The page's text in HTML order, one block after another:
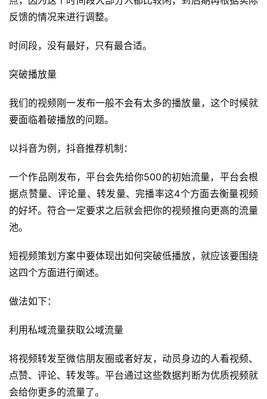
反馈的情况来进行调整。
时间段，没有最好，只有最合适。
突破播放量
我们的视频刚一发布一般不会有太多的播放量，这个时候就
要面临着破播放的问题。
以抖音为例，抖音推荐机制：
一个作品刚发布，平台会先给你500的初始流量，平台会根
据点赞量、评论量、转发量、完播率这4个方面去衡量视频
的好坏。符合一定要求之后就会把你的视频推向更高的流量
池。
短视频策划方案中要体现出如何突破低播放，就应该要围绕
这四个方面进行阐述。
做法如下：
利用私域流量获取公域流量
将视频转发至微信朋友圈或者好友，动员身边的人看视频、
点赞、评论、转发等。平台通过这些数据判断为优质视频就
会给你更多的流量了。